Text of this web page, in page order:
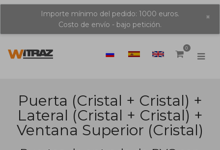
Importe mínimo del pedido: 1000 euros.
Costo de envío - bajo petición.
×
0
Puerta (cristal + Cristal) +
Lateral (cristal + Cristal) +
Ventana Superior (cristal)